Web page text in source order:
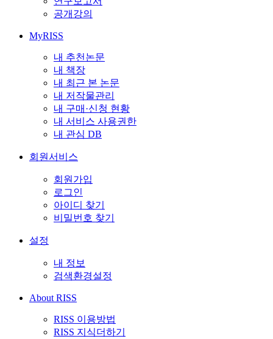
공개강의
MyRISS
내 추천논문
내 책장
내 최근 본 논문
내 저작물관리
내 구매·신청 현황
내 서비스 사용권한
내 관심 DB
회원서비스
회원가입
로그인
아이디 찾기
비밀번호 찾기
설정
내 정보
검색환경설정
About RISS
RISS 이용방법
RISS 지식더하기